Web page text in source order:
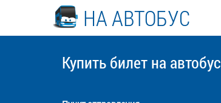
НА АВТОБУС
Купить билет на автобус